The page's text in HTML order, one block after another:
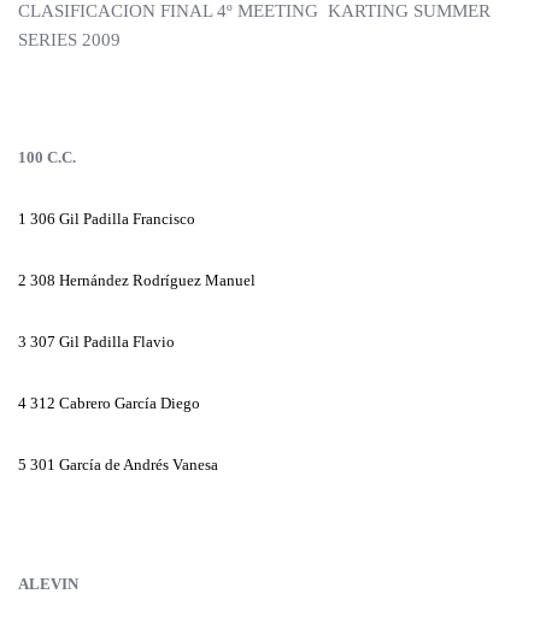
CLASIFICACION FINAL 4º MEETING KARTING SUMMER
SERIES 2009
100 C.C.
1 306 Gil Padilla Francisco
2 308 Hernández Rodríguez Manuel
3 307 Gil Padilla Flavio
4 312 Cabrero García Diego
5 301 García de Andrés Vanesa
ALEVIN